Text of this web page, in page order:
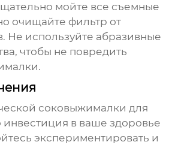
мойте все съемные
очищайте фильтр от
Не используйте абразивные
чтобы не повредить
соковыжималки для
инвестиция в ваше здоровье
экспериментировать и